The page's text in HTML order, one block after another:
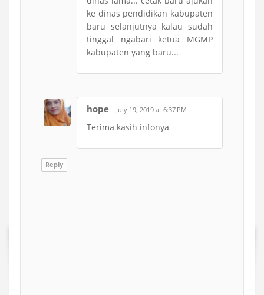
ke dinas pendidikan kabupaten
baru selanjutnya kalau sudah
tinggal ngabari ketua MGMP
kabupaten yang baru...
hope July 19, 2019 at 6:37 PM
Terima kasih infonya
Reply